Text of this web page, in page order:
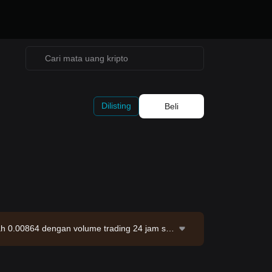
Dilisting Beli
0.00864 dengan volume trading 24 jam se